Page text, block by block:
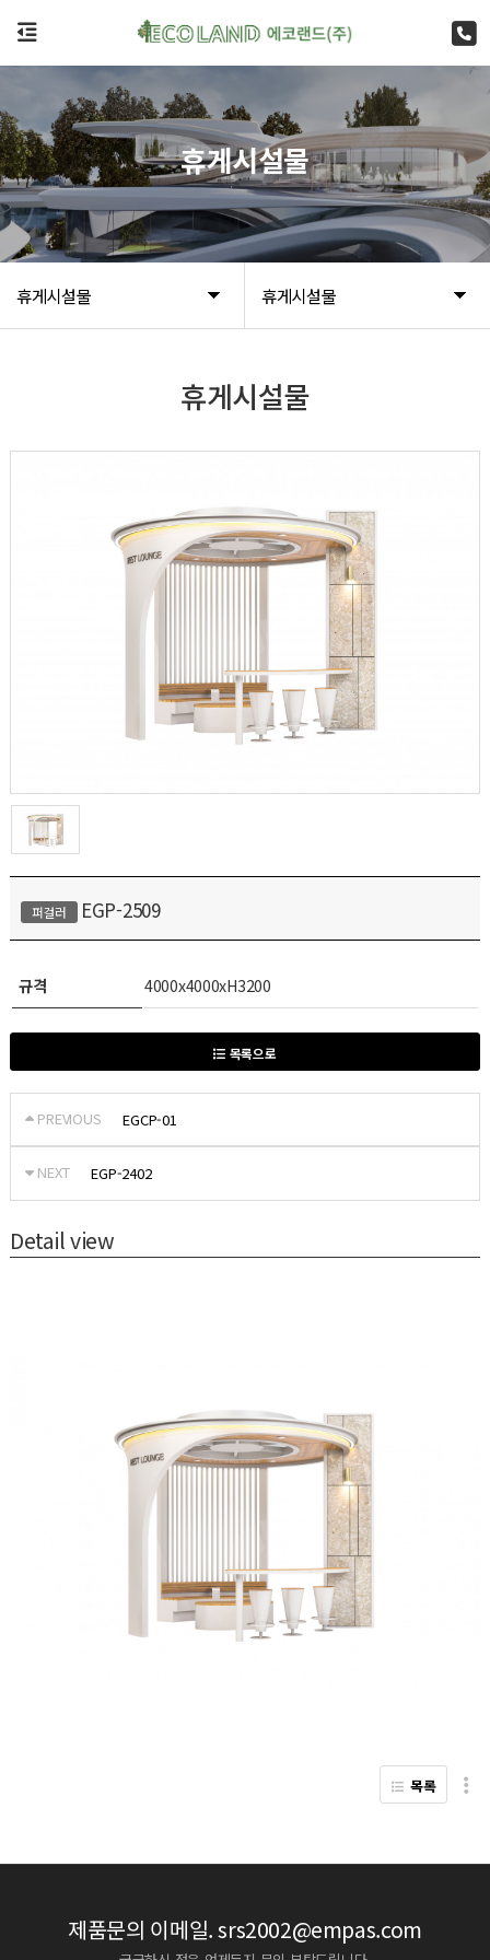
휴게시설물 휴게시설물
휴게시설물
휴게시설물
퍼걸러 EGP-2509
규격 4000x4000xH3200
목록으로
PREVIOUS EGCP-01
NEXT EGP-2402
Detail view
목록
제품문의 이메일.srs2002@empas.com